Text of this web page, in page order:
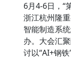
6月4-6日，“
浙江杭州隆
智能制造系
办。大会汇
讨以“AI+钢